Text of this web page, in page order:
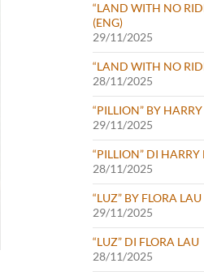
“LAND WITH NO
(ENG)
29/11/2025
“LAND WITH NO
28/11/2025
“PILLION” BY
29/11/2025
“PILLION” DI HARRY
28/11/2025
“LUZ” BY FLORA
29/11/2025
“LUZ” DI FLORA LAU
28/11/2025